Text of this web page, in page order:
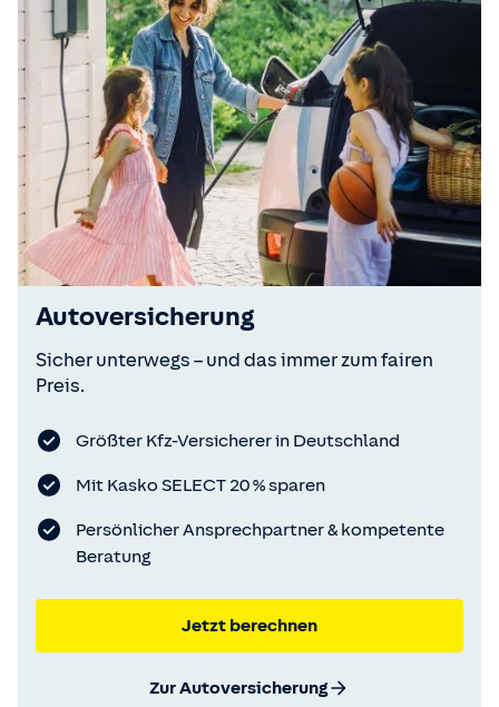
Autoversicherung
Sicher unterwegs – und das immer zum fairen
Preis.
Größter Kfz-Versicherer in Deutschland
Mit Kasko SELECT 20 % sparen
Persönlicher Ansprechpartner & kompetente
Beratung
Jetzt berechnen
Zur Autoversicherung